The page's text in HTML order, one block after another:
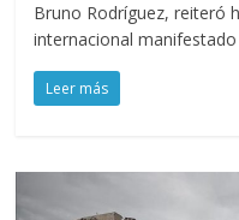
Bruno Rodríguez, reiteró
internacional
Leer más